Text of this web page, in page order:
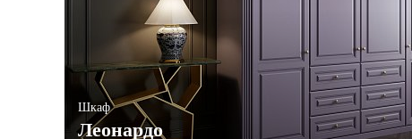
Шкаф
Леонардо